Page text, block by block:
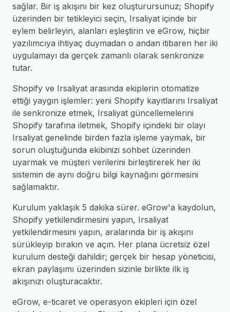
sağlar. Bir iş akışını bir kez oluşturursunuz; Shopify
üzerinden bir tetikleyici seçin, Irsaliyat içinde bir
eylem belirleyin, alanları eşleştirin ve eGrow, hiçbir
yazılımcıya ihtiyaç duymadan o andan itibaren her iki
uygulamayı da gerçek zamanlı olarak senkronize
tutar.
Shopify ve Irsaliyat arasında ekiplerin otomatize
ettiği yaygın işlemler: yeni Shopify kayıtlarını Irsaliyat
ile senkronize etmek, Irsaliyat güncellemelerini
Shopify tarafına iletmek, Shopify içindeki bir olayı
Irsaliyat genelinde birden fazla işleme yaymak, bir
sorun oluştuğunda ekibinizi sohbet üzerinden
uyarmak ve müşteri verilerini birleştirerek her iki
sistemin de aynı doğru bilgi kaynağını görmesini
sağlamaktır.
Kurulum yaklaşık 5 dakika sürer. eGrow'a kaydolun,
Shopify yetkilendirmesini yapın, Irsaliyat
yetkilendirmesini yapın, aralarında bir iş akışını
sürükleyip bırakın ve açın. Her plana ücretsiz özel
kurulum desteği dahildir; gerçek bir hesap yöneticisi,
ekran paylaşımı üzerinden sizinle birlikte ilk iş
akışınızı oluşturacaktır.
eGrow, e-ticaret ve operasyon ekipleri için özel